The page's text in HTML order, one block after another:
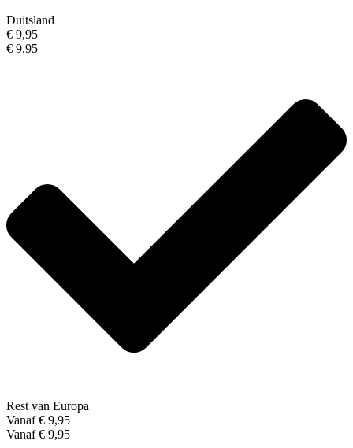
Duitsland
€ 9,95
€ 9,95
Rest van Europa
Vanaf € 9,95
Vanaf € 9,95